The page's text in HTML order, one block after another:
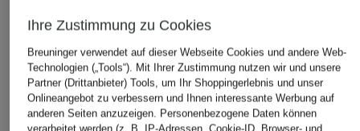
Ihre Zustimmung zu Cookies
Breuninger verwendet auf dieser Webseite Cookies und andere Web-
Technologien („Tools“). Mit Ihrer Zustimmung nutzen wir und unsere
Partner (Drittanbieter) Tools, um Ihr Shoppingerlebnis und unser
Onlineangebot zu verbessern und Ihnen interessante Werbung auf
anderen Seiten anzuzeigen. Personenbezogene Daten können
verarbeitet werden (z. B. IP-Adressen, Cookie-ID, Browser- und